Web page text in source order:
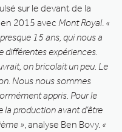
sur le devant de la
en 2015 avec Mont Royal. «
15 ans, qui nous a
différentes expériences.
on bricolait un peu. Le
Nous nous sommes
appris. Pour le
la production avant d’être
» , analyse Ben Bovy. «